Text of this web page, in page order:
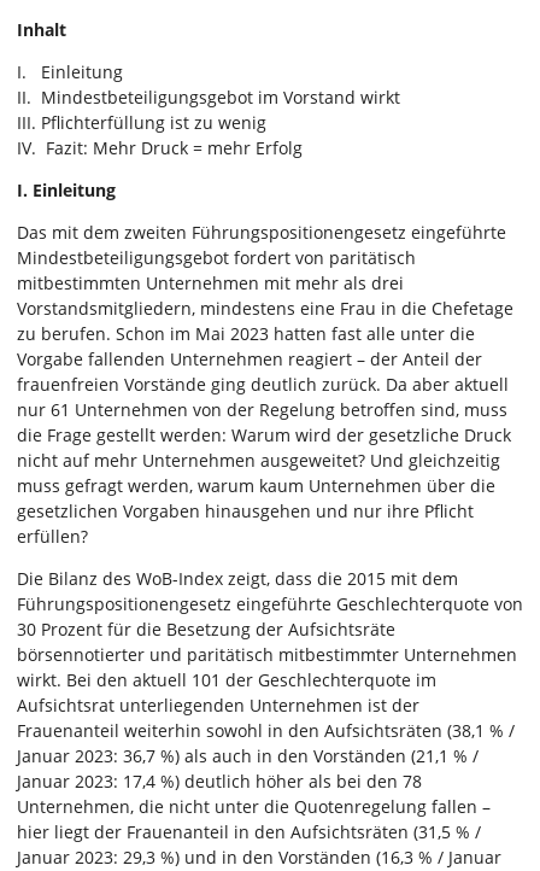
Inhalt
I. Einleitung
II. Mindestbeteiligungsgebot im Vorstand wirkt
III. Pflichterfüllung ist zu wenig
IV. Fazit: Mehr Druck = mehr Erfolg
I. Einleitung
Das mit dem zweiten Führungspositionengesetz eingeführte
Mindestbeteiligungsgebot fordert von paritätisch
mitbestimmten Unternehmen mit mehr als drei
Vorstandsmitgliedern, mindestens eine Frau in die Chefetage
zu berufen. Schon im Mai 2023 hatten fast alle unter die
Vorgabe fallenden Unternehmen reagiert – der Anteil der
frauenfreien Vorstände ging deutlich zurück. Da aber aktuell
nur 61 Unternehmen von der Regelung betroffen sind, muss
die Frage gestellt werden: Warum wird der gesetzliche Druck
nicht auf mehr Unternehmen ausgeweitet? Und gleichzeitig
muss gefragt werden, warum kaum Unternehmen über die
gesetzlichen Vorgaben hinausgehen und nur ihre Pflicht
erfüllen?
Die Bilanz des WoB-Index zeigt, dass die 2015 mit dem
Führungspositionengesetz eingeführte Geschlechterquote von
30 Prozent für die Besetzung der Aufsichtsräte
börsennotierter und paritätisch mitbestimmter Unternehmen
wirkt. Bei den aktuell 101 der Geschlechterquote im
Aufsichtsrat unterliegenden Unternehmen ist der
Frauenanteil weiterhin sowohl in den Aufsichtsräten (38,1 % /
Januar 2023: 36,7 %) als auch in den Vorständen (21,1 % /
Januar 2023: 17,4 %) deutlich höher als bei den 78
Unternehmen, die nicht unter die Quotenregelung fallen –
hier liegt der Frauenanteil in den Aufsichtsräten (31,5 % /
Januar 2023: 29,3 %) und in den Vorständen (16,3 % / Januar